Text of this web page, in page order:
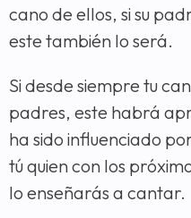
cano de ellos, si su
este también lo será.
Si desde siempre tu
padres, este habrá
ha sido influenciado
tú quien con los
lo enseñarás a cantar.